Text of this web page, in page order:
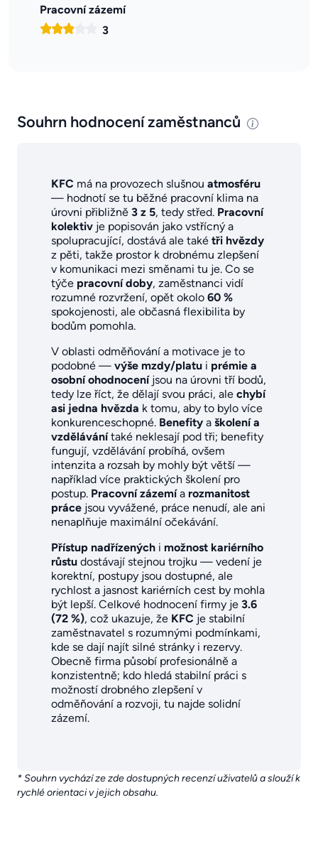
Pracovní zázemí
3
Souhrn hodnocení zaměstnanců
KFC má na provozech slušnou atmosféru
— hodnotí se tu běžné pracovní klima na
úrovni přibližně 3 z 5, tedy střed. Pracovní
kolektiv je popisován jako vstřícný a
spolupracující, dostává ale také tři hvězdy
z pěti, takže prostor k drobnému zlepšení
v komunikaci mezi směnami tu je. Co se
týče pracovní doby, zaměstnanci vidí
rozumné rozvržení, opět okolo 60 %
spokojenosti, ale občasná flexibilita by
bodům pomohla.
V oblasti odměňování a motivace je to
podobné — výše mzdy/platu i prémie a
osobní ohodnoceníjsou na úrovni tří bodů,
tedy lze říct, že dělají svou práci, ale chybí
asi jedna hvězda k tomu, aby to bylo více
konkurenceschopné. Benefity a školení a
vzdělávánítaké neklesají pod tři; benefity
fungují, vzdělávání probíhá, ovšem
intenzita a rozsah by mohly být větší —
například více praktických školení pro
postup. Pracovní zázemía rozmanitost
práce jsou vyvážené, práce nenudí, ale ani
nenaplňuje maximální očekávání.
Přístup nadřízených i možnost kariérního
růstu dostávají stejnou trojku — vedení je
korektní, postupy jsou dostupné, ale
rychlost a jasnost kariérních cest by mohla
být lepší. Celkové hodnocení firmy je 3.6
(72 %), což ukazuje, že KFC je stabilní
zaměstnavatel s rozumnými podmínkami,
kde se dají najít silné stránky i rezervy.
Obecně firma působí profesionálně a
konzistentně; kdo hledá stabilní práci s
možností drobného zlepšení v
odměňování a rozvoji, tu najde solidní
zázemí.
* Souhrn vychází ze zde dostupných recenzí uživatelů a slouží k
rychlé orientaci v jejich obsahu.